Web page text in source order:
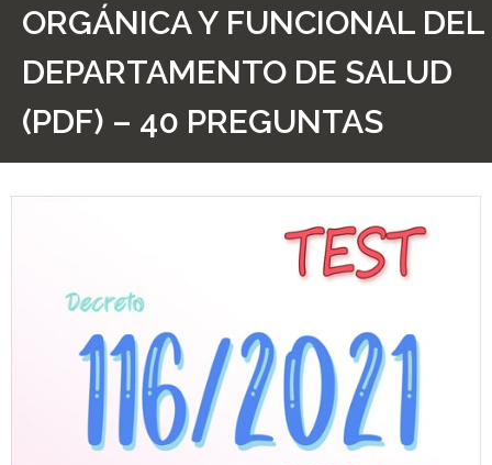
- Qué es la competencia administrativa
- ¿Es PRECEPTIVO el Recurso de Alzada? ¿Y
POTESTATIVO, FACULTATIVO?
- Diferencia entre Personalidad Jurídica PLENA y
Personalidad Jurídica PROPIA
- Qué se entiende por CONSOLIDACIÓN y por
ESTABILIZACIÓN de Empleo
TIENDA Test PDF
CONVOCATORIAS
- TEST de Auxilio Judicial 2026
ORGÁNICA Y FUNCIONAL DEL
DEPARTAMENTO DE SALUD
(PDF) – 40 PREGUNTAS